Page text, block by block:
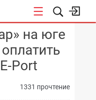
на юге
Port
1331 прочтение